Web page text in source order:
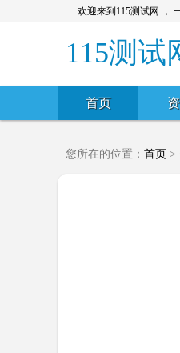
欢迎来到115测试网 ，
115测试
首页
您所在的位置： 首页 >